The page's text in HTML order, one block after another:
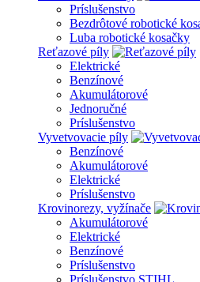
Príslušenstvo
Bezdrôtové robotické
Luba robotické kosačky
Reťazové píly
Elektrické
Benzínové
Akumulátorové
Jednoručné
Príslušenstvo
Vyvetvovacie píly
Benzínové
Akumulátorové
Elektrické
Príslušenstvo
Krovinorezy, vyžínače
Akumulátorové
Elektrické
Benzínové
Príslušenstvo
Príslušenstvo STIHL